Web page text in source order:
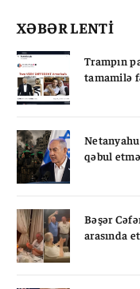
XƏBƏR LENTİ
Trampın
tamamilə
qəbul
Bəşər
arasında